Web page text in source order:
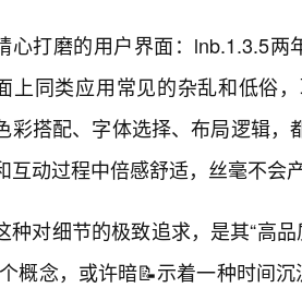
心打磨的用户界面：lnb.1.3.5
上同类应用常见的杂乱和低俗
彩搭配、字体选择、布局逻辑
互动过程中倍感舒适，丝毫不会
种对细节的极致追求，是其“高
概念，或许暗📝示着一种时间